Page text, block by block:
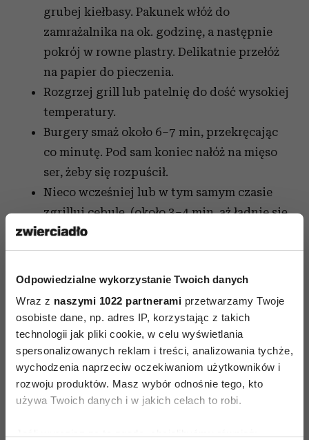
Odpowiedzialne wykorzystanie Twoich danych
Wraz z naszymi 1022 partnerami przetwarzamy Twoje
osobiste dane, np. adres IP, korzystając z takich
technologii jak pliki cookie, w celu wyświetlania
spersonalizowanych reklam i treści, analizowania tychże,
wychodzenia naprzeciw oczekiwaniom użytkowników i
rozwoju produktów. Masz wybór odnośnie tego, kto
używa Twoich danych i w jakich celach to robi.
grubej kiełbasy. Pakunek włóż do
zamrażalnika na ok. godzinę, a następnie
pokrój w rowne plastry. Delikatnie przełóż
na papier do pieczenia.
Rozgrzej grill lub patelnię do dość wysokiej
temperatury.
Burgery smaż około 6–7 min, przekręcając
co minutę. Pod sam koniec nałóż na mięso
ser, żeby się rozpuścił.
Nieco wcześniej lub w tym samym czasie
zgrilluj cebulę, (około 3–4 min, aż ładnie się
skarmelizuje).
Przed podaniem burgerów lekko opiecz
bułkę.
(rozsądnie) z ogórkami na boku. Dodatki
oczywiście można i na pewno warto
modyfikować.